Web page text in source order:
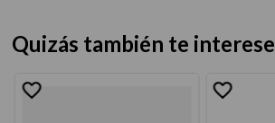
Quizás también te interese